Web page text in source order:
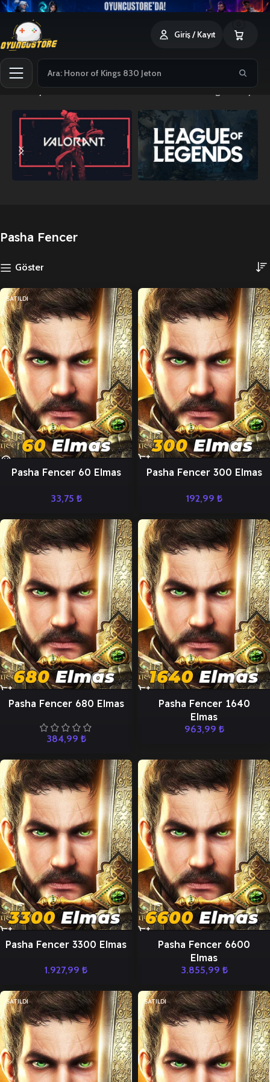
Giriş / Kayıt
Ana Sayfa Pasha Fencer 8 sonucun tümü gösteriliyor
Pasha Fencer
Göster
SATILDI
Pasha Fencer 60 Elmas
33,75 ₺
Pasha Fencer 300 Elmas
192,99 ₺
Pasha Fencer 680 Elmas
384,99 ₺
Pasha Fencer 1640
Elmas
963,99 ₺
Pasha Fencer 3300 Elmas
1.927,99 ₺
Pasha Fencer 6600
Elmas
3.855,99 ₺
SATILDI SATILDI